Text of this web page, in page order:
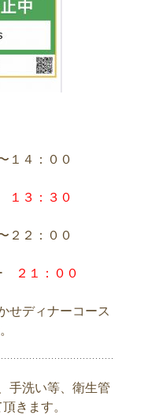
４：００
１３：３０
２２：００
２１：００
せディナーコース
手洗い等、衛生管
きます。